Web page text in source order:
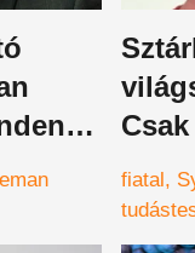
10/
fiatal
Spencer